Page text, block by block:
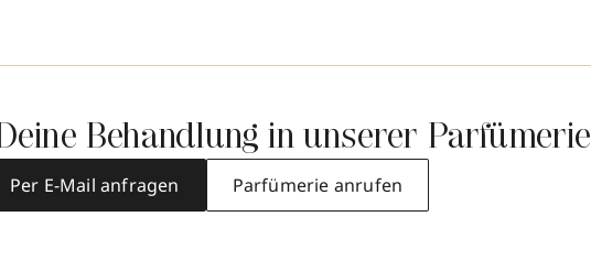
Behandlung in unserer Parfümerie
Per E-Mail anfragen Parfümerie anrufen